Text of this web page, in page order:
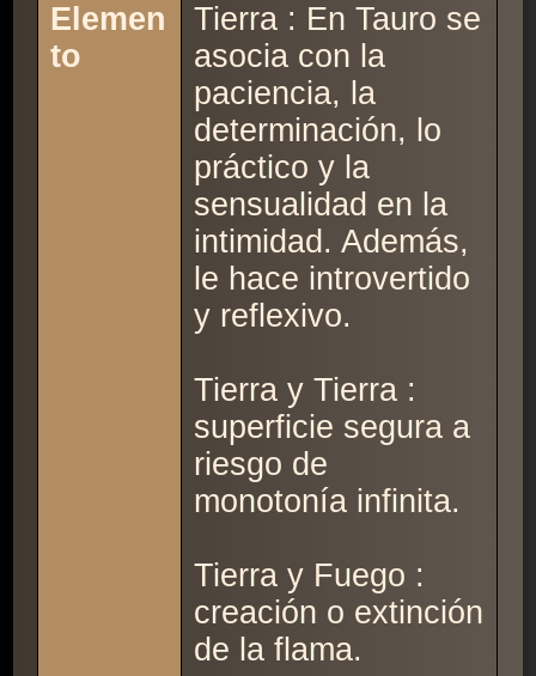
Elemen
to
Tierra : En Tauro se
asocia con la
paciencia, la
determinación, lo
práctico y la
sensualidad en la
intimidad. Además,
le hace introvertido
y reflexivo.
Tierra y Tierra :
superficie segura a
riesgo de
monotonía infinita.
Tierra y Fuego :
creación o extinción
de la flama.